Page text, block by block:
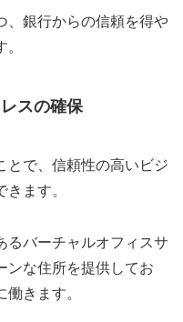
、銀行からの信頼を得や
スの確保
とで、信頼性の高いビジ
ます。
るバーチャルオフィスサ
ンな住所を提供してお
きます。